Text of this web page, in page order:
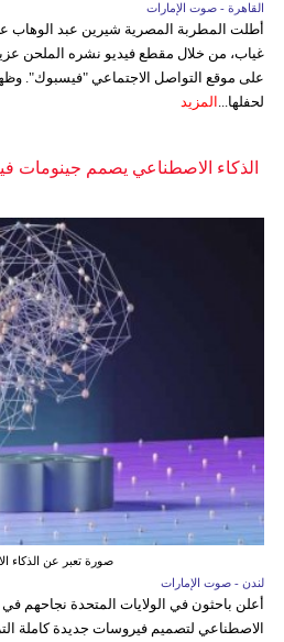
القاهرة - صوت الإمارات
أطلت المطربة المصرية شيرين عبد الوهاب
غياب، من خلال مقطع فيديو نشره الملحن
على موقع التواصل الاجتماعي "فيسبوك".
لحفلها... المزيد
الذكاء الاصطناعي يصمم جينومات
صورة تعبر عن الذكاء
لندن - صوت الإمارات
أعلن باحثون في الولايات المتحدة نجاحهم في
الاصطناعي لتصميم فيروسات جديدة كاملة